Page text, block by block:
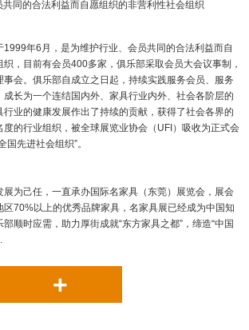
同的合法利益而自愿组织的非营利性社会组织
1999年6月，是为维护行业、会员共同的合法利益而自
，目前有会员400多家，俱乐部采取会员大会议事制，
事会。俱乐部自成立之日起，持续实践服务会员、服务
长为一个连结国内外、家具行业内外、社会各阶层的
业的健康发展作出了持续的贡献，获得了社会各界的
的行业组织，被全球展览业协会（UFI）吸收为正式会
国先进社会组织”。
为己任，一直承办国际名家具（东莞）展览会，展会
70%以上的优秀品牌家具，名家具展已经成为中国知
顺时应需，助力厚街成就“东方家具之都”，缔造“中国
+